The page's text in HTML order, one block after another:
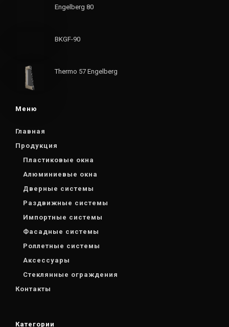
Engelberg 80
BKGF-90
Thermo 57 Engelberg
Меню
Главная
Продукция
Пластиковые окна
Алюминиевые окна
Дверные системы
Раздвижные системы
Импортные системы
Фасадные системы
Роллетные системы
Аксессуары
Стеклянные ограждения
Контакты
Категории